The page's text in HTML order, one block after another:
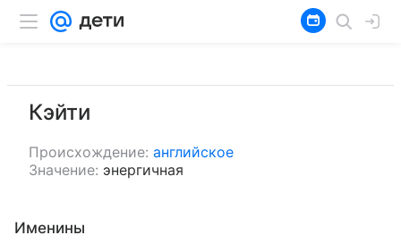
Кэйти
Происхождение: английское
Значение: энергичная
Именины